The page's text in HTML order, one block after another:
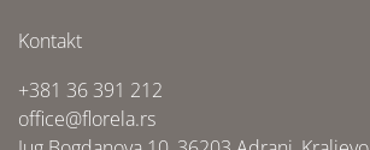
Kontakt
+381 36 391 212
office@florela.rs